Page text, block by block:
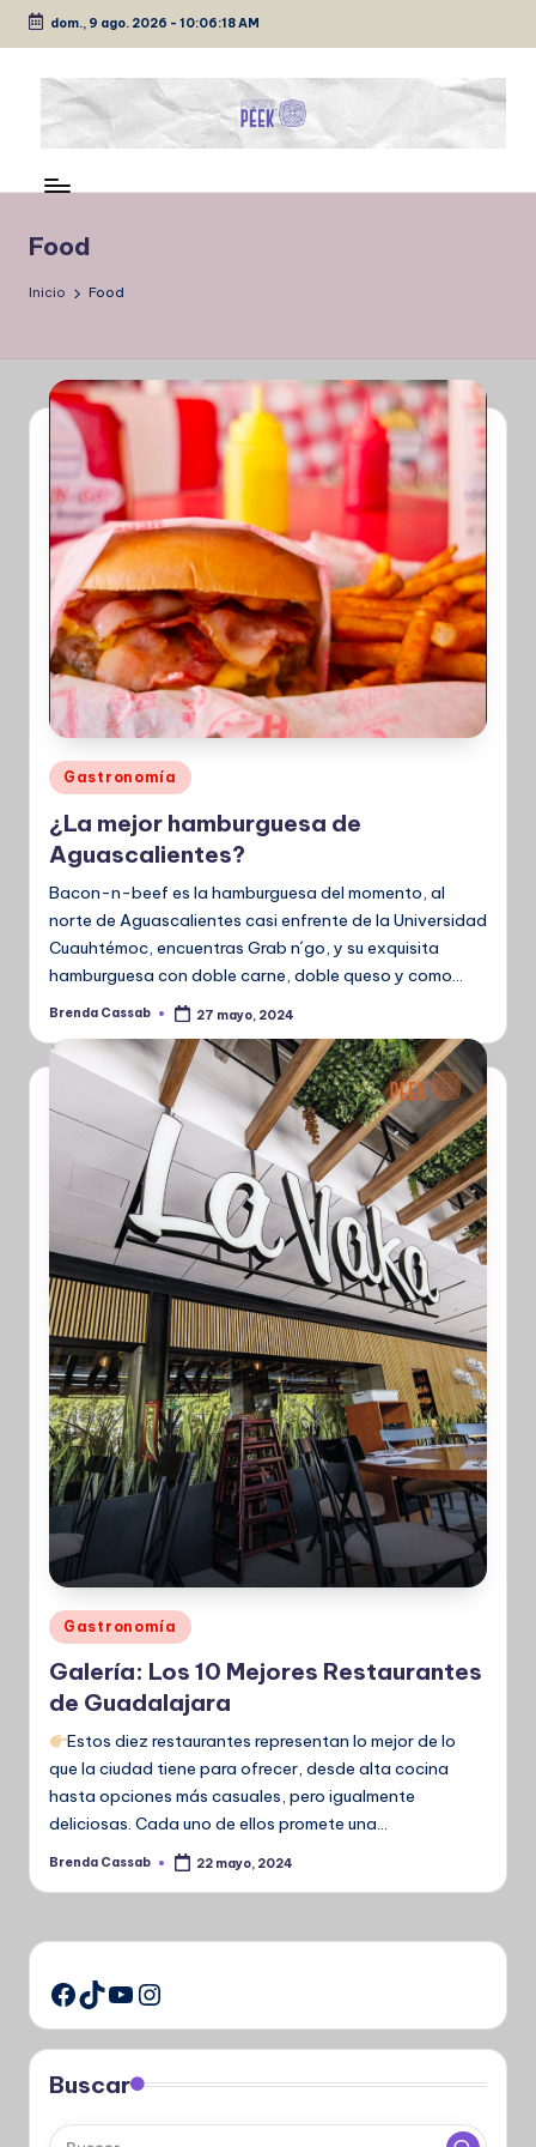
Saltar
contenido
dom., 9 ago. 2026 - 10:06:18 AM
E
K
de
Food
Inicio Food
Publicado
en
Gastronomía
¿La mejor hamburguesa de
Aguascalientes?
Bacon-n-beef es la hamburguesa del momento, al
norte de Aguascalientes casi enfrente de la Universidad
Cuauhtémoc, encuentras Grab n´go, y su exquisita
hamburguesa con doble carne, doble queso y como…
Publicado
Brenda Cassab 27 mayo, 2024
Publicado
en
Gastronomía
Galería: Los 10 Mejores Restaurantes
de Guadalajara
Estos diez restaurantes representan lo mejor de lo
que la ciudad tiene para ofrecer, desde alta cocina
hasta opciones más casuales, pero igualmente
deliciosas. Cada uno de ellos promete una…
Publicado
Brenda Cassab 22 mayo, 2024
Facebook
TikTok
YouTube
Instagram
Buscar